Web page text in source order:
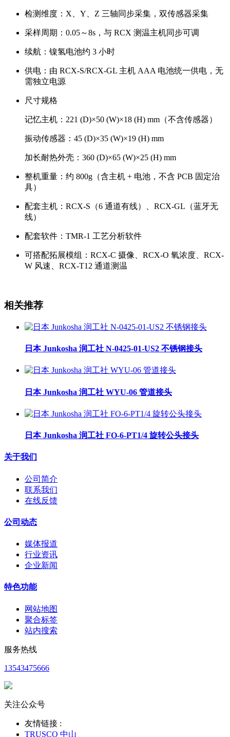
检测维度：X、Y、Z 三轴同步采集，双传感器采集
采样周期：0.05～8s，与 RCX 测温主机同步可调
续航：镍氢电池约 3 小时
供电：由 RCX-S/RCX-GL 主机 AAA 电池统一供电，无
需独立电源
尺寸规格
记忆主机：221 (D)×50 (W)×18 (H) mm（不含传感器）
振动传感器：45 (D)×35 (W)×19 (H) mm
加长耐热外壳：360 (D)×65 (W)×25 (H) mm
整机重量：约 800g（含主机 + 电池，不含 PCB 固定治
具）
配套主机：RCX-S（6 通道有线）、RCX-GL（蓝牙无
线）
配套软件：TMR-1 工艺分析软件
可搭配拓展模组：RCX-C 摄像、RCX-O 氧浓度、RCX-
W 风速、RCX-T12 通道测温
相关推荐
日本 Junkosha 润工社 N-0425-01-US2 不锈钢接头
日本 Junkosha 润工社 WYU-06 管道接头
日本 Junkosha 润工社 FO-6-PT1/4 旋转公头接头
关于我们
公司简介
联系我们
在线反馈
公司动态
媒体报道
行业资讯
企业新闻
特色功能
网站地图
聚合标签
站内搜索
服务热线
13543475666
关注公众号
友情链接 :
TRUSCO 中山